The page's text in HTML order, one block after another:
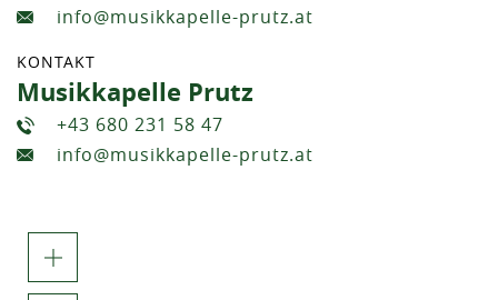
info@musikkapelle-prutz.at
KONTAKT
Musikkapelle Prutz
+43 680 231 58 47
info@musikkapelle-prutz.at